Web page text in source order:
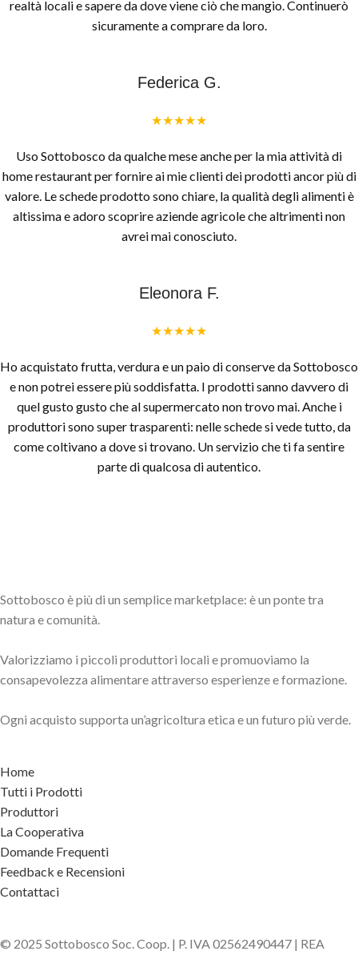
realtà locali e sapere da dove viene ciò che mangio. Continuerò
sicuramente a comprare da loro.
Federica G.
★★★★★
Uso Sottobosco da qualche mese anche per la mia attività di
home restaurant per fornire ai mie clienti dei prodotti ancor più di
valore. Le schede prodotto sono chiare, la qualità degli alimenti è
altissima e adoro scoprire aziende agricole che altrimenti non
avrei mai conosciuto.
Eleonora F.
★★★★★
Ho acquistato frutta, verdura e un paio di conserve da Sottobosco
e non potrei essere più soddisfatta. I prodotti sanno davvero di
quel gusto gusto che al supermercato non trovo mai. Anche i
produttori sono super trasparenti: nelle schede si vede tutto, da
come coltivano a dove si trovano. Un servizio che ti fa sentire
parte di qualcosa di autentico.
Sottobosco è più di un semplice marketplace: è un ponte tra
natura e comunità.
Valorizziamo i piccoli produttori locali e promuoviamo la
consapevolezza alimentare attraverso esperienze e formazione.
Ogni acquisto supporta un’agricoltura etica e un futuro più verde.
Home
Tutti i Prodotti
Produttori
La Cooperativa
Domande Frequenti
Feedback e Recensioni
Contattaci
© 2025 Sottobosco Soc. Coop. | P. IVA 02562490447 | REA